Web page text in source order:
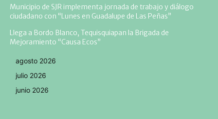
Municipio de SJR implementa jornada de trabajo y diálogo
ciudadano con “Lunes en Guadalupe de Las Peñas”
Llega a Bordo Blanco, Tequisquiapan la Brigada de
Mejoramiento “Causa Ecos”
agosto 2026
julio 2026
junio 2026